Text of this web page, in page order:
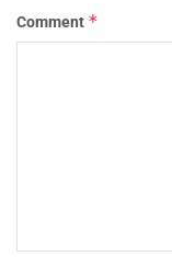
Comment *